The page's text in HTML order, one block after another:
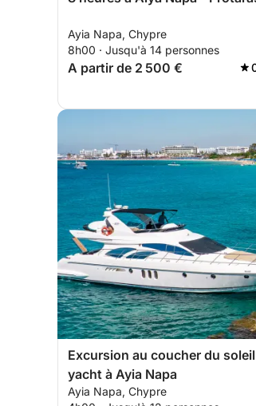
Ayia Napa, Chypre
8h00 · Jusqu'à 14 personnes
A partir de 2 500 €
Excursion au coucher du
yacht à Ayia Napa
Ayia Napa, Chypre